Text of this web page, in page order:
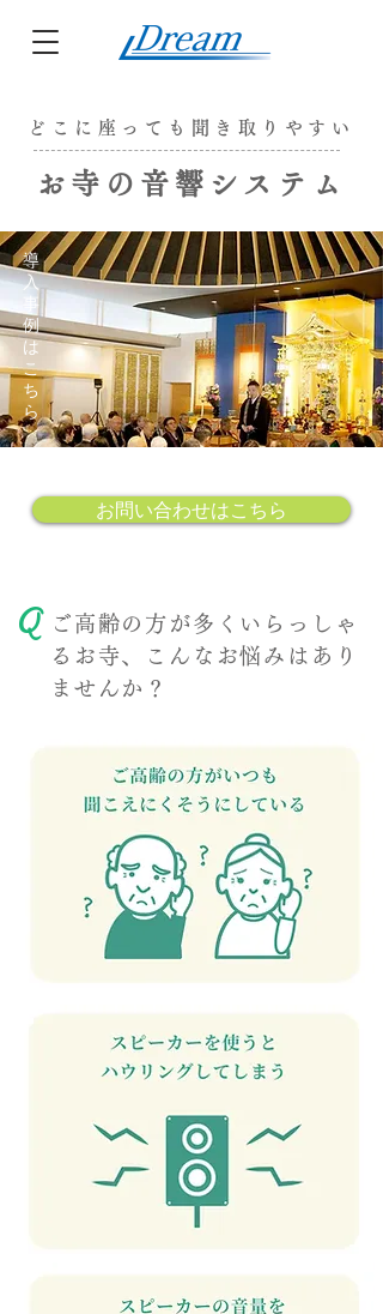
どこに座っても聞き取りやすい
お寺の音響システム
​導
入
事
例
は
こ
ち
ら
お問い合わせはこちら
ご高齢の方が多くいらっしゃ
るお寺、こんなお悩みはあり
ませんか？
Q